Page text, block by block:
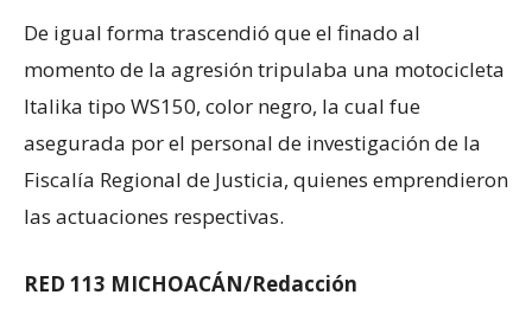
De igual forma trascendió que el finado al
momento de la agresión tripulaba una motocicleta
Italika tipo WS150, color negro, la cual fue
asegurada por el personal de investigación de la
Fiscalía Regional de Justicia, quienes emprendieron
las actuaciones respectivas.
RED 113 MICHOACÁN/Redacción